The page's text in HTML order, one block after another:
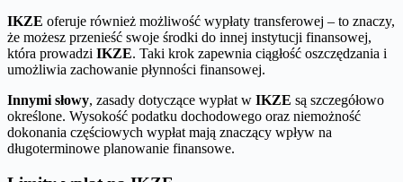
IKZE oferuje również możliwość wypłaty transferowej – to znaczy,
że możesz przenieść swoje środki do innej instytucji finansowej,
która prowadzi IKZE. Taki krok zapewnia ciągłość oszczędzania i
umożliwia zachowanie płynności finansowej.
Innymi słowy, zasady dotyczące wypłat w IKZE są szczegółowo
określone. Wysokość podatku dochodowego oraz niemożność
dokonania częściowych wypłat mają znaczący wpływ na
długoterminowe planowanie finansowe.